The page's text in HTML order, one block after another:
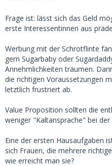
Frage ist: lässt sich das Geld
erste Interessentinnen aus
Werbung mit der Schrotflinte
gern Sugarbaby oder
Annehmlichkeiten träumen.
die richtigen Voraussetzungen
letztlich frustriert ab.
Value Proposition sollten die
weniger "Kaltansprache" bei
Eine der ersten Hausaufgaben
sich Frauen, die mehrere
wie erreicht man sie?